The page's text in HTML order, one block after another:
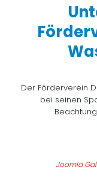
Der Förderverein
bei seinen
Joomla